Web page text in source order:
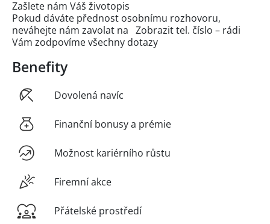
Zašlete nám Váš životopis
Pokud dáváte přednost osobnímu rozhovoru,
neváhejte nám zavolat na Zobrazit tel. číslo – rádi
Vám zodpovíme všechny dotazy
Benefity
Dovolená navíc
Finanční bonusy a prémie
Možnost kariérního růstu
Firemní akce
Přátelské prostředí